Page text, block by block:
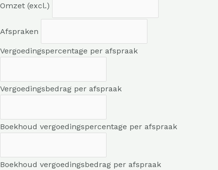
Omzet (excl.)
Afspraken
Vergoedingspercentage per afspraak
Vergoedingsbedrag per afspraak
Boekhoud vergoedingspercentage per afspraak
Boekhoud vergoedingsbedrag per afspraak